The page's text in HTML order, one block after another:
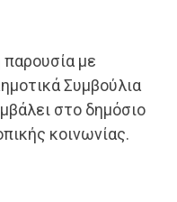
με
Συμβούλια
στο δημόσιο
κοινωνίας.